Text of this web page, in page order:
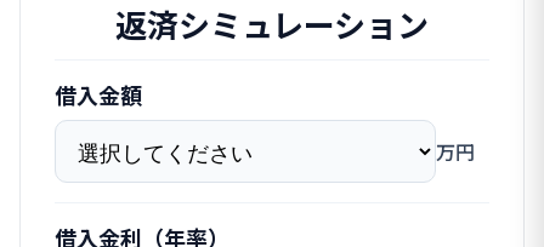
返済シミュレーション
借入金額
万円
借入金利（年率）